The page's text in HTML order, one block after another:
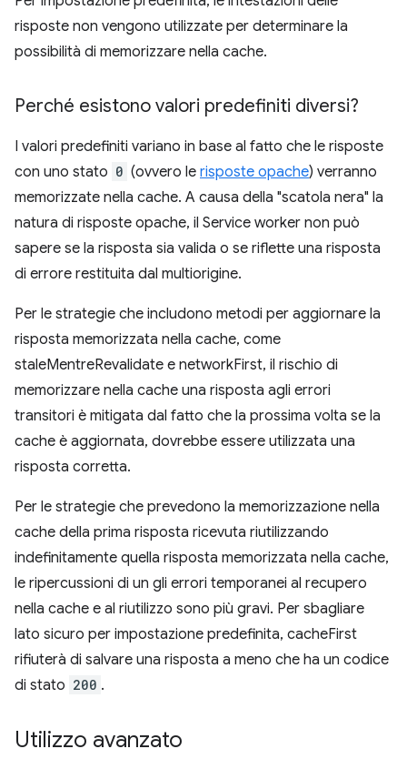
risposte non vengono utilizzate per determinare la
possibilità di memorizzare nella cache.
Perché esistono valori predefiniti diversi?
I valori predefiniti variano in base al fatto che le risposte
con uno stato 0 (ovvero le risposte opache) verranno
memorizzate nella cache. A causa della "scatola nera" la
natura di risposte opache, il Service worker non può
sapere se la risposta sia valida o se riflette una risposta
di errore restituita dal multiorigine.
Per le strategie che includono metodi per aggiornare la
risposta memorizzata nella cache, come
staleMentreRevalidate e networkFirst, il rischio di
memorizzare nella cache una risposta agli errori
transitori è mitigata dal fatto che la prossima volta se la
cache è aggiornata, dovrebbe essere utilizzata una
risposta corretta.
Per le strategie che prevedono la memorizzazione nella
cache della prima risposta ricevuta riutilizzando
indefinitamente quella risposta memorizzata nella cache,
le ripercussioni di un gli errori temporanei al recupero
nella cache e al riutilizzo sono più gravi. Per sbagliare
lato sicuro per impostazione predefinita, cacheFirst
rifiuterà di salvare una risposta a meno che ha un codice
di stato 200 .
Utilizzo avanzato